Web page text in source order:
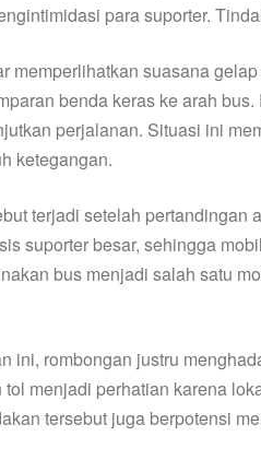
para suporter.
memperlihatkan suasana
benda keras ke arah
perjalanan. Situasi ini
ketegangan.
terjadi setelah pertandingan
suporter besar, sehingga
bus menjadi salah satu
ini, rombongan justru
menjadi perhatian karena
tersebut juga berpotensi